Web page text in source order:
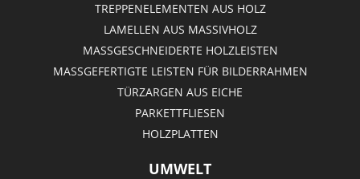
TREPPENELEMENTEN AUS HOLZ
LAMELLEN AUS MASSIVHOLZ
MASSGESCHNEIDERTE HOLZLEISTEN
MASSGEFERTIGTE LEISTEN FÜR BILDERRAHMEN
TÜRZARGEN AUS EICHE
PARKETTFLIESEN
HOLZPLATTEN
UMWELT